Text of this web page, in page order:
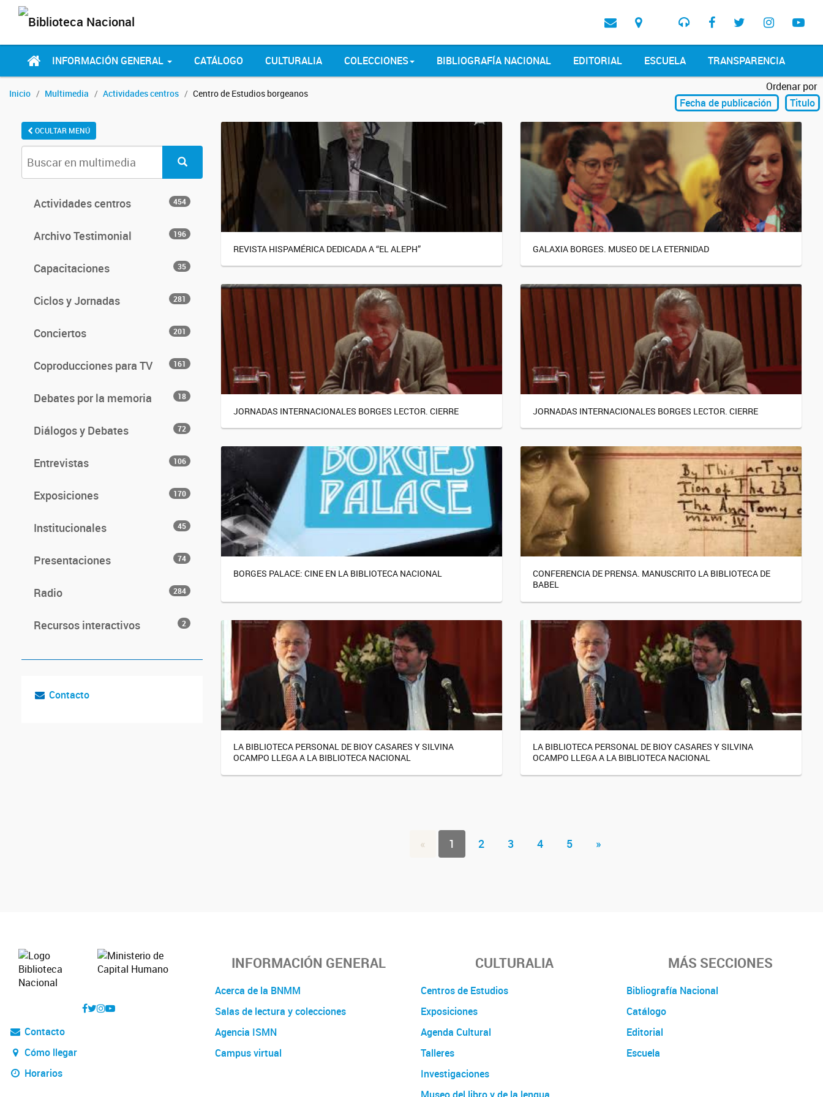
INFORMACIÓN GENERAL CATÁLOGO CULTURALIA COLECCIONES BIBLIOGRAFÍA NACIONAL EDITORIAL ESCUELA TRANSPARENCIA
Inicio Multimedia Actividades centros Centro de Estudios borgeanos
Ordenar por
Fecha de publicación
Titulo
OCULTAR MENÚ
Actividades centros 454
Archivo Testimonial 196
Capacitaciones 35
Ciclos y Jornadas 281
Conciertos 201
Coproducciones para TV 161
Debates por la memoria 18
Diálogos y Debates 72
Entrevistas 106
Exposiciones 170
Institucionales 45
Presentaciones 74
Radio 284
Recursos interactivos 2
Contacto
REVISTA HISPAMÉRICA DEDICADA A “EL ALEPH” GALAXIA BORGES. MUSEO DE LA ETERNIDAD
JORNADAS INTERNACIONALES BORGES LECTOR. CIERRE JORNADAS INTERNACIONALES BORGES LECTOR. CIERRE
BORGES PALACE: CINE EN LA BIBLIOTECA NACIONAL
CONFERENCIA DE PRENSA. MANUSCRITO LA BIBLIOTECA DE
BABEL
LA BIBLIOTECA PERSONAL DE BIOY CASARES Y SILVINA
OCAMPO LLEGA A LA BIBLIOTECA NACIONAL
LA BIBLIOTECA PERSONAL DE BIOY CASARES Y SILVINA
OCAMPO LLEGA A LA BIBLIOTECA NACIONAL
« 1 2 3 4 5 »
Contacto
Cómo llegar
Horarios
INFORMACIÓN GENERAL
Acerca de la BNMM
Salas de lectura y colecciones
Agencia ISMN
Campus virtual
CULTURALIA
Centros de Estudios
Exposiciones
Agenda Cultural
Talleres
Investigaciones
MÁS SECCIONES
Bibliografía Nacional
Catálogo
Editorial
Escuela